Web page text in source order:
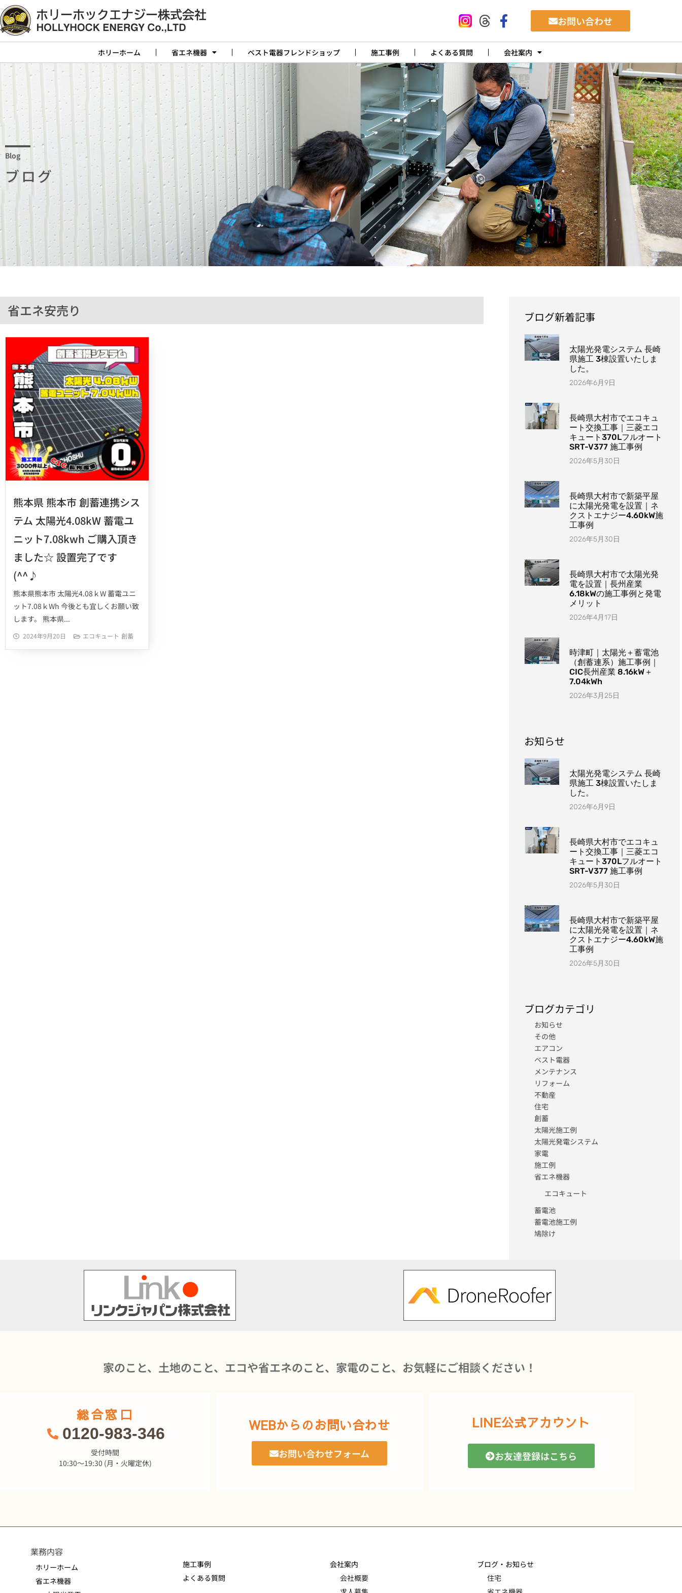
お問い合わせ
ホリーホーム 省エネ機器 ベスト電器フレンドショップ 施工事例 よくある質問 会社案内
Blog
ブログ
省エネ安売り
熊本県 熊本市 創蓄連携シス
テム 太陽光4.08kW 蓄電ユ
ニット7.08kwh ご購入頂き
ました☆ 設置完了です
(^^♪
熊本県熊本市 太陽光4.08ｋW 蓄電ユニ
ット7.08ｋWh 今後とも宜しくお願い致
します。 熊本県...
2024年9月20日 エコキュート 創蓄
ブログ新着記事
太陽光発電システム 長崎
県施工 3棟設置いたしま
した。
2026年6月9日
長崎県大村市でエコキュ
ート交換工事｜三菱エコ
キュート370Lフルオート
SRT-V377 施工事例
2026年5月30日
長崎県大村市で新築平屋
に太陽光発電を設置｜ネ
クストエナジー4.60kW施
工事例
2026年5月30日
長崎県大村市で太陽光発
電を設置｜長州産業
6.18kWの施工事例と発電
メリット
2026年4月17日
時津町｜太陽光＋蓄電池
（創蓄連系）施工事例｜
CIC長州産業 8.16kW＋
7.04kWh
2026年3月25日
お知らせ
太陽光発電システム 長崎
県施工 3棟設置いたしま
した。
2026年6月9日
長崎県大村市でエコキュ
ート交換工事｜三菱エコ
キュート370Lフルオート
SRT-V377 施工事例
2026年5月30日
長崎県大村市で新築平屋
に太陽光発電を設置｜ネ
クストエナジー4.60kW施
工事例
2026年5月30日
ブログカテゴリ
お知らせ
その他
エアコン
ベスト電器
メンテナンス
リフォーム
不動産
住宅
創蓄
太陽光施工例
太陽光発電システム
家電
施工例
省エネ機器
エコキュート
蓄電池
蓄電池施工例
鳩除け
家のこと、土地のこと、エコや省エネのこと、家電のこと、お気軽にご相談ください！
総合窓口
0120-983-346
受付時間
10:30～19:30 (月・火曜定休)
WEBからのお問い合わせ
お問い合わせフォーム
LINE公式アカウント
お友達登録はこちら
業務内容
ホリーホーム
省エネ機器
施工事例
よくある質問
会社案内
会社概要
ブログ・お知らせ
住宅